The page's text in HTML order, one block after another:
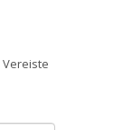
Vereiste